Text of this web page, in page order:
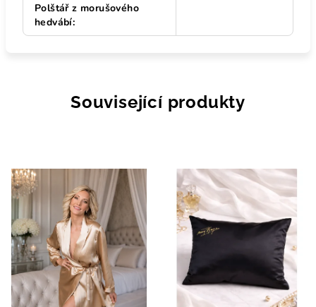
Polštář z morušového
hedvábí:
Související produkty